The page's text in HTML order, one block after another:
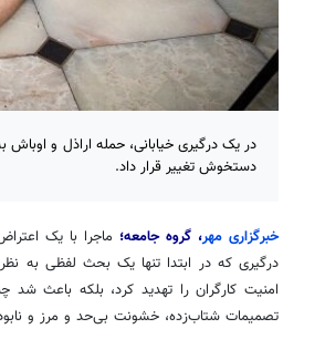
در یک درگیری خیابانی، حمله اراذل و اوباش
دستخوش تغییر قرار داد.
خبرگزاری مهر، گروه جامعه؛ ماجرا با یک
درگیری که در ابتدا تنها یک بحث لفظی به
امنیت کارگران را تهدید کرد، بلکه باعث شد
تصمیمات شتاب‌زده، خشونت بی‌حد و مرز و